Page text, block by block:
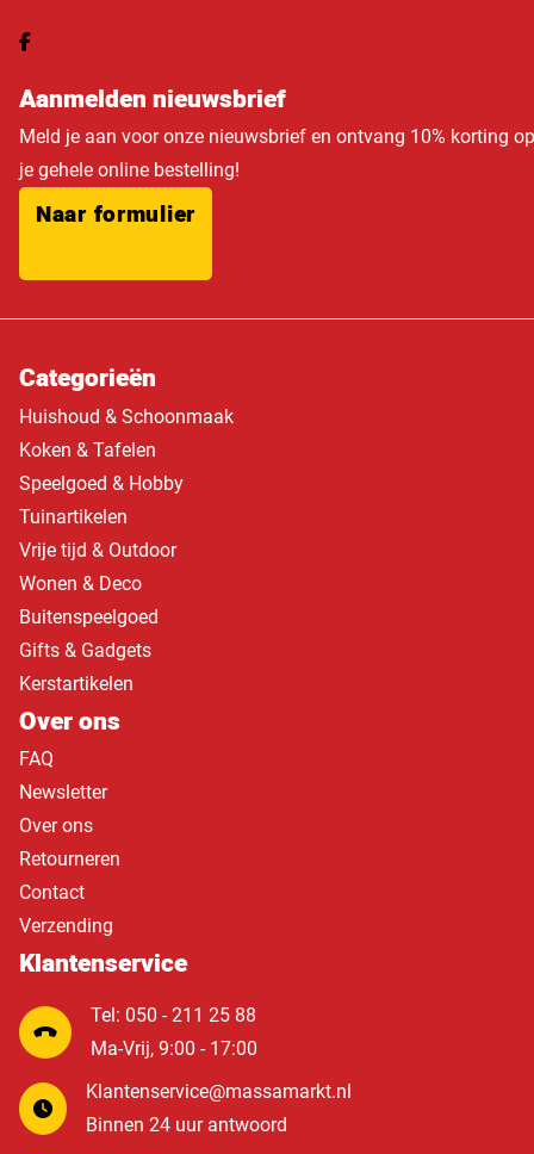
Aanmelden nieuwsbrief
Meld je aan voor onze nieuwsbrief en ontvang 10% korting op
je gehele online bestelling!
Naar formulier
Categorieën
Huishoud & Schoonmaak
Koken & Tafelen
Speelgoed & Hobby
Tuinartikelen
Vrije tijd & Outdoor
Wonen & Deco
Buitenspeelgoed
Gifts & Gadgets
Kerstartikelen
Over ons
FAQ
Newsletter
Over ons
Retourneren
Contact
Verzending
Klantenservice
Tel: 050 - 211 25 88
Ma-Vrij, 9:00 - 17:00
Klantenservice@massamarkt.nl
Binnen 24 uur antwoord